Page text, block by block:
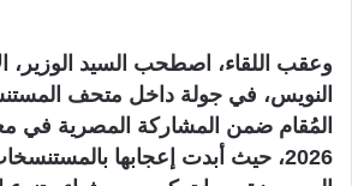
وعقب اللقاء، اصطحب السيد الوزير،
النويس، في جولة داخل متحف
2026، حيث أبدت إعجابها